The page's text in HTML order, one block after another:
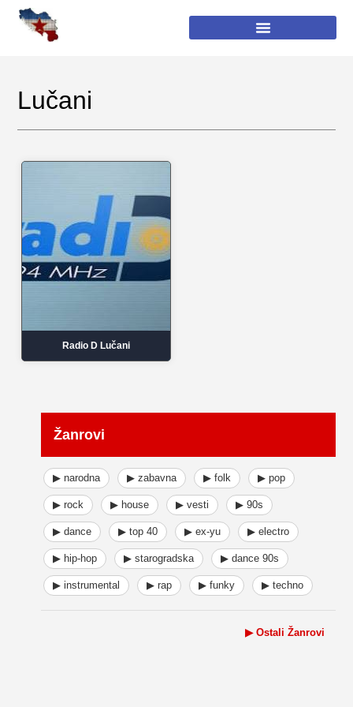
Lučani
Radio D Lučani
Žanrovi
▶ narodna ▶ zabavna ▶ folk ▶ pop
▶ rock ▶ house ▶ vesti ▶ 90s
▶ dance ▶ top 40 ▶ ex-yu ▶ electro
▶ hip-hop ▶ starogradska ▶ dance 90s
▶ instrumental ▶ rap ▶ funky ▶ techno
▶ Ostali Žanrovi